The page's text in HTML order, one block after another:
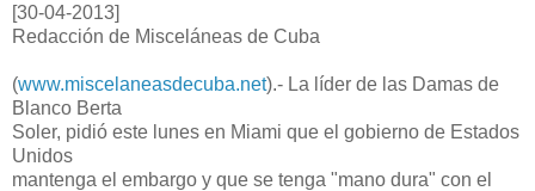
[30-04-2013]
Redacción de Misceláneas de Cuba
(www.miscelaneasdecuba.net).- La líder de las Damas de
Blanco Berta
Soler, pidió este lunes en Miami que el gobierno de Estados
Unidos
mantenga el embargo y que se tenga "mano dura" con el